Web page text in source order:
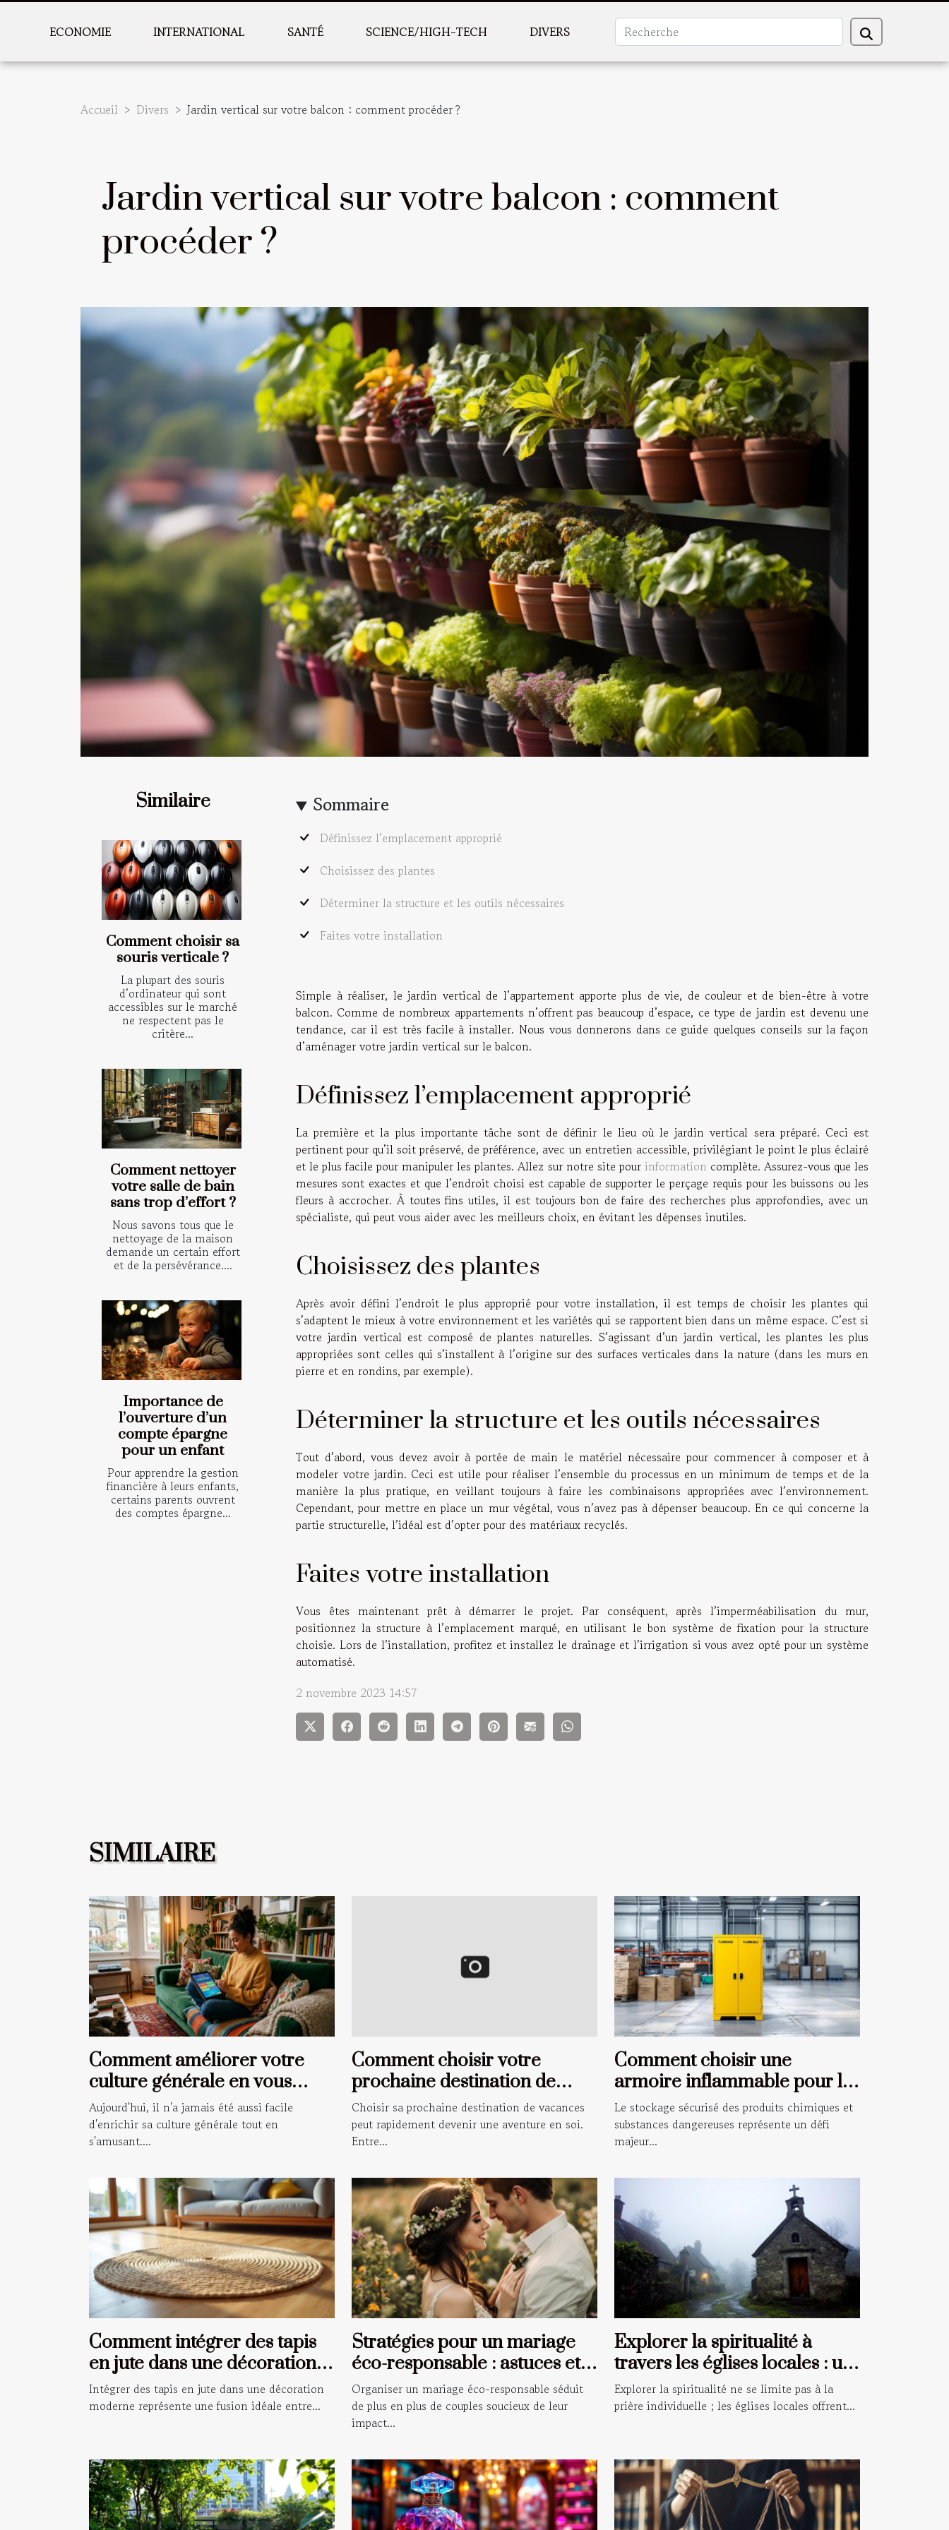
ECONOMIE INTERNATIONAL SANTÉ SCIENCE/HIGH-TECH DIVERS
Accueil Divers Jardin vertical sur votre balcon : comment procéder ?
Jardin vertical sur votre balcon : comment
procéder ?
Similaire
Comment choisir sa
souris verticale ?
La plupart des souris
d’ordinateur qui sont
accessibles sur le marché
ne respectent pas le
critère...
Comment nettoyer
votre salle de bain
sans trop d’effort ?
Nous savons tous que le
nettoyage de la maison
demande un certain effort
et de la persévérance....
Importance de
l’ouverture d’un
compte épargne
pour un enfant
Pour apprendre la gestion
financière à leurs enfants,
certains parents ouvrent
des comptes épargne...
Sommaire
Définissez l’emplacement approprié
Choisissez des plantes
Déterminer la structure et les outils nécessaires
Faites votre installation
Simple à réaliser, le jardin vertical de l’appartement apporte plus de vie, de couleur et de bien-être à votre
balcon. Comme de nombreux appartements n’offrent pas beaucoup d’espace, ce type de jardin est devenu une
tendance, car il est très facile à installer. Nous vous donnerons dans ce guide quelques conseils sur la façon
d’aménager votre jardin vertical sur le balcon.
Définissez l’emplacement approprié
La première et la plus importante tâche sont de définir le lieu où le jardin vertical sera préparé. Ceci est
pertinent pour qu’il soit préservé, de préférence, avec un entretien accessible, privilégiant le point le plus éclairé
et le plus facile pour manipuler les plantes. Allez sur notre site pour information complète. Assurez-vous que les
mesures sont exactes et que l’endroit choisi est capable de supporter le perçage requis pour les buissons ou les
fleurs à accrocher. À toutes fins utiles, il est toujours bon de faire des recherches plus approfondies, avec un
spécialiste, qui peut vous aider avec les meilleurs choix, en évitant les dépenses inutiles.
Choisissez des plantes
Après avoir défini l’endroit le plus approprié pour votre installation, il est temps de choisir les plantes qui
s’adaptent le mieux à votre environnement et les variétés qui se rapportent bien dans un même espace. C’est si
votre jardin vertical est composé de plantes naturelles. S’agissant d’un jardin vertical, les plantes les plus
appropriées sont celles qui s’installent à l’origine sur des surfaces verticales dans la nature (dans les murs en
pierre et en rondins, par exemple).
Déterminer la structure et les outils nécessaires
Tout d’abord, vous devez avoir à portée de main le matériel nécessaire pour commencer à composer et à
modeler votre jardin. Ceci est utile pour réaliser l’ensemble du processus en un minimum de temps et de la
manière la plus pratique, en veillant toujours à faire les combinaisons appropriées avec l’environnement.
Cependant, pour mettre en place un mur végétal, vous n’avez pas à dépenser beaucoup. En ce qui concerne la
partie structurelle, l’idéal est d’opter pour des matériaux recyclés.
Faites votre installation
Vous êtes maintenant prêt à démarrer le projet. Par conséquent, après l’imperméabilisation du mur,
positionnez la structure à l’emplacement marqué, en utilisant le bon système de fixation pour la structure
choisie. Lors de l’installation, profitez et installez le drainage et l’irrigation si vous avez opté pour un système
automatisé.
2 novembre 2023 14:57
SIMILAIRE
Comment améliorer votre
culture générale en vous
amusant ?
Aujourd'hui, il n'a jamais été aussi facile
d'enrichir sa culture générale tout en
s'amusant....
Comment choisir votre
prochaine destination de
vacances ?
Choisir sa prochaine destination de vacances
peut rapidement devenir une aventure en soi.
Entre...
Comment choisir une
armoire inflammable pour la
sécurité de votre entreprise
Le stockage sécurisé des produits chimiques et
substances dangereuses représente un défi
majeur...
Comment intégrer des tapis
en jute dans une décoration
moderne ?
Intégrer des tapis en jute dans une décoration
moderne représente une fusion idéale entre...
Stratégies pour un mariage
éco-responsable : astuces et
conseils
Organiser un mariage éco-responsable séduit
de plus en plus de couples soucieux de leur
impact...
Explorer la spiritualité à
travers les églises locales : un
guide pour les croyants
Explorer la spiritualité ne se limite pas à la
prière individuelle ; les églises locales offrent...